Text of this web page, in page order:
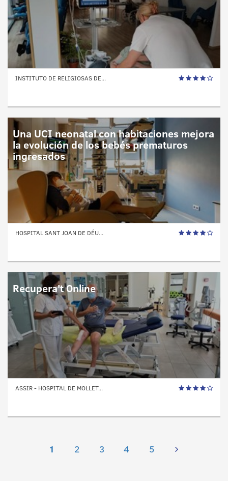
INSTITUTO DE RELIGIOSAS DE...
Una UCI neonatal con habitaciones mejora
la evolución de los bebés prematuros
ingresados
HOSPITAL SANT JOAN DE DÉU...
Recupera't Online
ASSIR - HOSPITAL DE MOLLET...
1 2 3 4 5